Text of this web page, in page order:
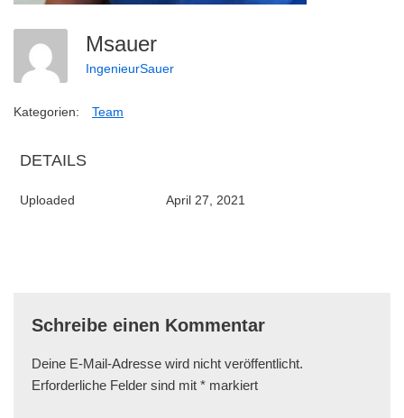
Msauer
IngenieurSauer
Kategorien: Team
DETAILS
Uploaded April 27, 2021
Schreibe einen Kommentar
Deine E-Mail-Adresse wird nicht veröffentlicht.
Erforderliche Felder sind mit * markiert